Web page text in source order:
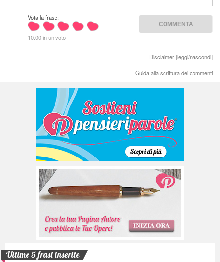
Vota la frase:
10.00 in un voto
Disclaimer [leggi/nascondi]
Guida alla scrittura dei commenti
Ultime 5 frasi inserite